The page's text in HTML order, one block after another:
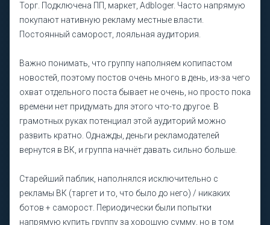
Торг. Подключена ПП, маркет, Adbloger. Часто напрямую
покупают нативную рекламу местные власти.
Постоянный саморост, лояльная аудитория.
Важно понимать, что группу наполняем копипастом
новостей, поэтому постов очень много в день, из-за чего
охват отдельного поста бывает не очень, но просто пока
времени нет придумать для этого что-то другое. В
грамотных руках потенциал этой аудиторий можно
развить кратно. Однажды, деньги рекламодателей
вернутся в ВК, и группа начнёт давать сильно больше.
Старейший паблик, наполнялся исключительно с
рекламы ВК (таргет и то, что было до него) / никаких
ботов + саморост. Периодически были попытки
напрямую купить группу за хорошую сумму, но в том